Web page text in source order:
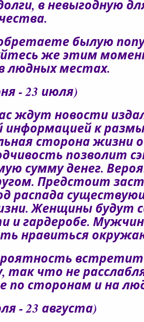
в невыгодную
былую
же этим
людных местах.
- 23 июля)
ждут новости
информацией к
сторона жизни
позволит
сумму денег.
Предстоит
распада
Женщины будут
и гардеробе.
нравиться
так что не
сторонам и на
- 23 августа)